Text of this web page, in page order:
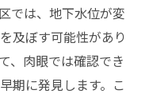
では、地下水位が変
及ぼす可能性があり
、肉眼では確認でき
期に発見します。こ